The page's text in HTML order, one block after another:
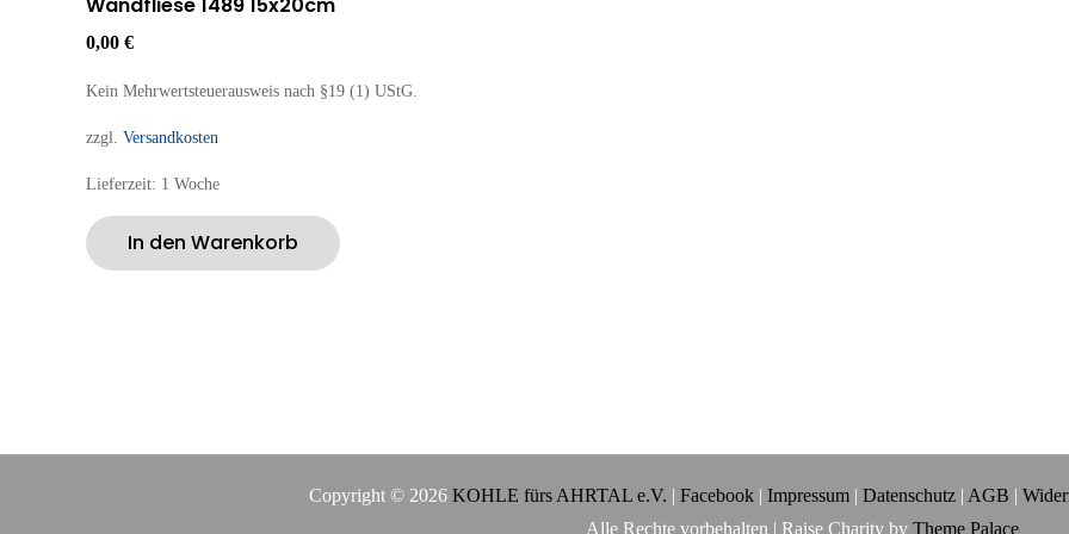
Wandfliese 1489 15x20cm
0,00 €
Kein Mehrwertsteuerausweis nach §19 (1) UStG.
zzgl. Versandkosten
Lieferzeit: 1 Woche
In den Warenkorb
Copyright © 2026 KOHLE fürs AHRTAL e.V. | Facebook | Impressum | Datenschutz | AGB |
Alle Rechte vorbehalten | Raise Charity by Theme Palace